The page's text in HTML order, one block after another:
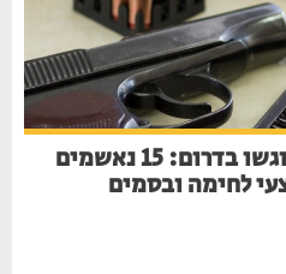
כתבי אישום חמורים הוגשו בדרום: 15 נאשמים
לחימה ובסמים